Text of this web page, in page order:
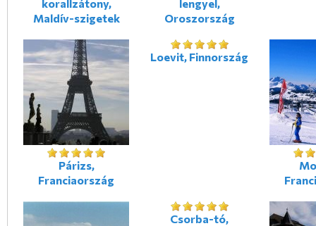
korallzátony,
Maldív-szigetek
lengyel,
Oroszország
Párizs,
Franciaország
Loevit, Finnország
Csorba-tó,